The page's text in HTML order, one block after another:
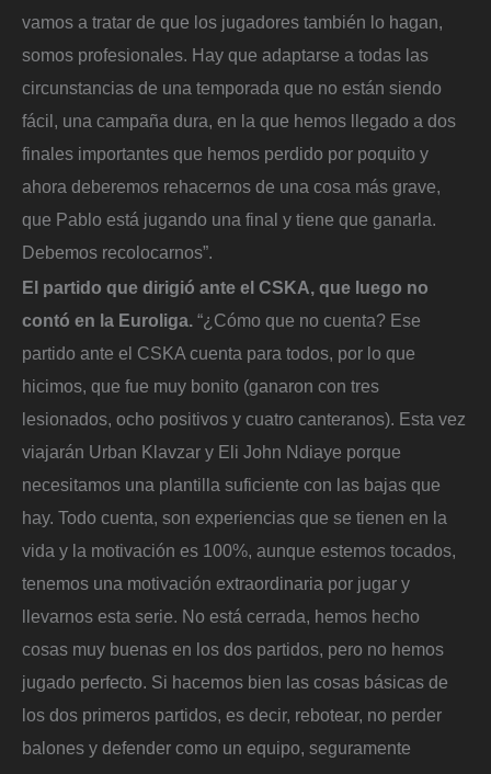
vamos a tratar de que los jugadores también lo hagan,
somos profesionales. Hay que adaptarse a todas las
circunstancias de una temporada que no están siendo
fácil, una campaña dura, en la que hemos llegado a dos
finales importantes que hemos perdido por poquito y
ahora deberemos rehacernos de una cosa más grave,
que Pablo está jugando una final y tiene que ganarla.
Debemos recolocarnos”.
El partido que dirigió ante el CSKA, que luego no
contó en la Euroliga. “¿Cómo que no cuenta? Ese
partido ante el CSKA cuenta para todos, por lo que
hicimos, que fue muy bonito (ganaron con tres
lesionados, ocho positivos y cuatro canteranos). Esta vez
viajarán Urban Klavzar y Eli John Ndiaye porque
necesitamos una plantilla suficiente con las bajas que
hay. Todo cuenta, son experiencias que se tienen en la
vida y la motivación es 100%, aunque estemos tocados,
tenemos una motivación extraordinaria por jugar y
llevarnos esta serie. No está cerrada, hemos hecho
cosas muy buenas en los dos partidos, pero no hemos
jugado perfecto. Si hacemos bien las cosas básicas de
los dos primeros partidos, es decir, rebotear, no perder
balones y defender como un equipo, seguramente